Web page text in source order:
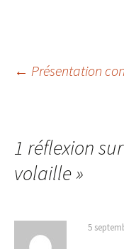
articles
← Présentation
1 réflexion
volaille»
5